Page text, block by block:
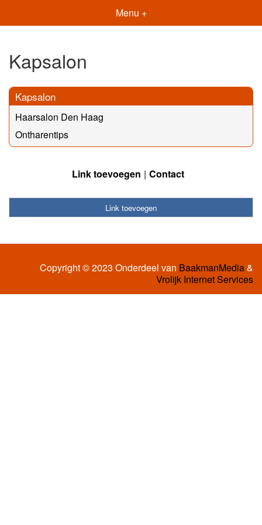
Menu +
Kapsalon
Kapsalon
Haarsalon Den Haag
Ontharentips
Link toevoegen Contact
Link toevoegen
Copyright © 2023 Onderdeel van BaakmanMedia&
Vrolijk Internet Services